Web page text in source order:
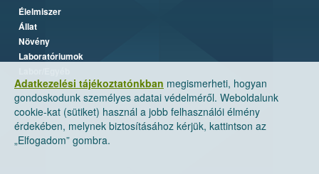
Adatkezelési tájékoztatónkban megismerheti, hogyan
gondoskodunk személyes adatai védelméről. Weboldalunk
cookie-kat (sütiket) használ a jobb felhasználói élmény
érdekében, melynek biztosításához kérjük, kattintson az
„Elfogadom” gombra.
Élelmiszer
Állat
Növény
Laboratóriumok